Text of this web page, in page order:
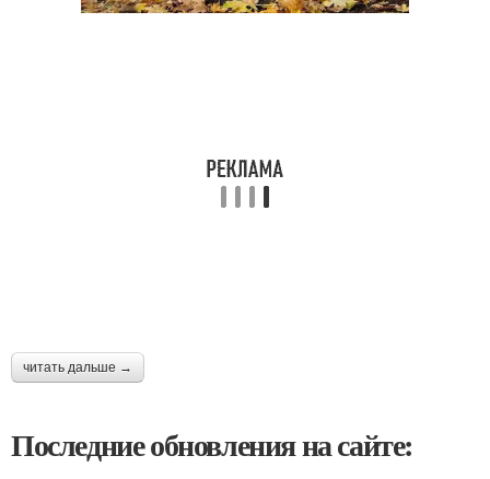
читать дальше →
Последние обновления на сайте: